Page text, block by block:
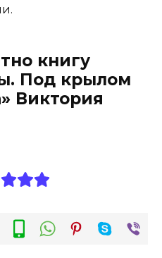
книгу
Под крылом
Виктория